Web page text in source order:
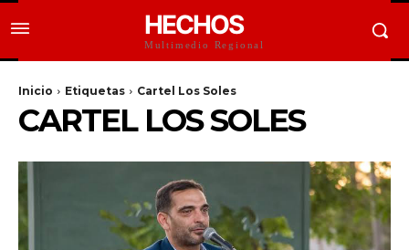
HECHOS
Multimedio Regional
Inicio Etiquetas Cartel Los Soles
CARTEL LOS SOLES